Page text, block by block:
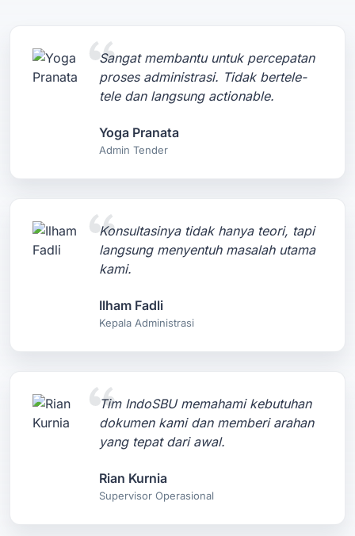
Sangat membantu untuk percepatan
proses administrasi. Tidak bertele-
tele dan langsung actionable.
Yoga Pranata
Admin Tender
Konsultasinya tidak hanya teori, tapi
langsung menyentuh masalah utama
kami.
Ilham Fadli
Kepala Administrasi
Tim IndoSBU memahami kebutuhan
dokumen kami dan memberi arahan
yang tepat dari awal.
Rian Kurnia
Supervisor Operasional